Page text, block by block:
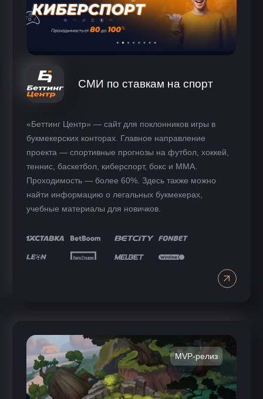
СМИ по ставкам на спорт
«Беттинг Центр» — сайт для поклонников игры в
букмекерских конторах. Главное направление
проекта — спортивные прогнозы на футбол, хоккей,
теннис, баскетбол, киберспорт, бокс и ММА.
Проходимость — более 60%. Здесь также можно
найти информацию о легальных букмекерах,
учебные материалы для новичков.
MVP-релиз